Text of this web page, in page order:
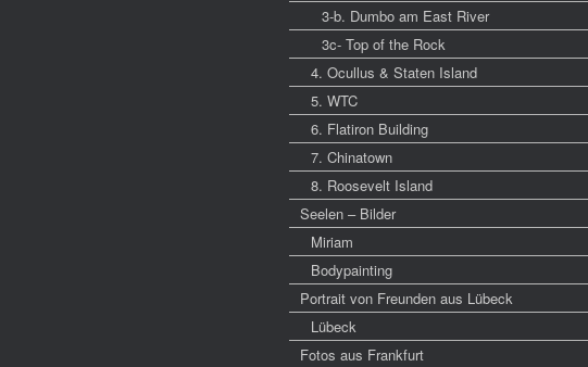
3-b. Dumbo am East River
3c- Top of the Rock
4. Ocullus & Staten Island
5. WTC
6. Flatiron Building
7. Chinatown
8. Roosevelt Island
Seelen – Bilder
Miriam
Bodypainting
Portrait von Freunden aus Lübeck
Lübeck
Fotos aus Frankfurt